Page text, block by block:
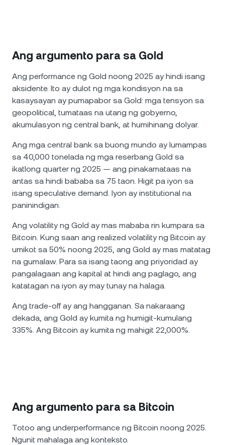
Ang argumento para sa Gold
Ang performance ng Gold noong 2025 ay hindi isang
aksidente. Ito ay dulot ng mga kondisyon na sa
kasaysayan ay pumapabor sa Gold: mga tensyon sa
geopolitical, tumataas na utang ng gobyerno,
akumulasyon ng central bank, at humihinang dolyar.
Ang mga central bank sa buong mundo ay lumampas
sa 40,000 tonelada ng mga reserbang Gold sa
ikatlong quarter ng 2025 — ang pinakamataas na
antas sa hindi bababa sa 75 taon. Higit pa iyon sa
isang speculative demand. Iyon ay institutional na
paninindigan.
Ang volatility ng Gold ay mas mababa rin kumpara sa
Bitcoin. Kung saan ang realized volatility ng Bitcoin ay
umikot sa 50% noong 2025, ang Gold ay mas matatag
na gumalaw. Para sa isang taong ang priyoridad ay
pangalagaan ang kapital at hindi ang paglago, ang
katatagan na iyon ay may tunay na halaga.
Ang trade-off ay ang hangganan. Sa nakaraang
dekada, ang Gold ay kumita ng humigit-kumulang
335%. Ang Bitcoin ay kumita ng mahigit 22,000%.
Ang argumento para sa Bitcoin
Totoo ang underperformance ng Bitcoin noong 2025.
Ngunit mahalaga ang konteksto.